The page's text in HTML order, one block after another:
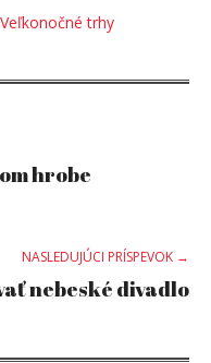
Veľkonočné trhy
hrobe
NASLEDUJÚCI PRÍSPEVOK →
nebeské divadlo